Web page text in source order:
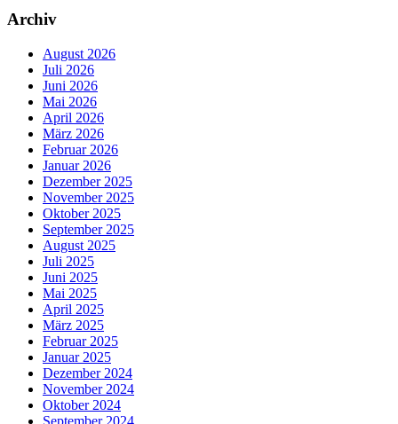
Archiv
August 2026
Juli 2026
Juni 2026
Mai 2026
April 2026
März 2026
Februar 2026
Januar 2026
Dezember 2025
November 2025
Oktober 2025
September 2025
August 2025
Juli 2025
Juni 2025
Mai 2025
April 2025
März 2025
Februar 2025
Januar 2025
Dezember 2024
November 2024
Oktober 2024